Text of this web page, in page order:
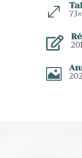
.

